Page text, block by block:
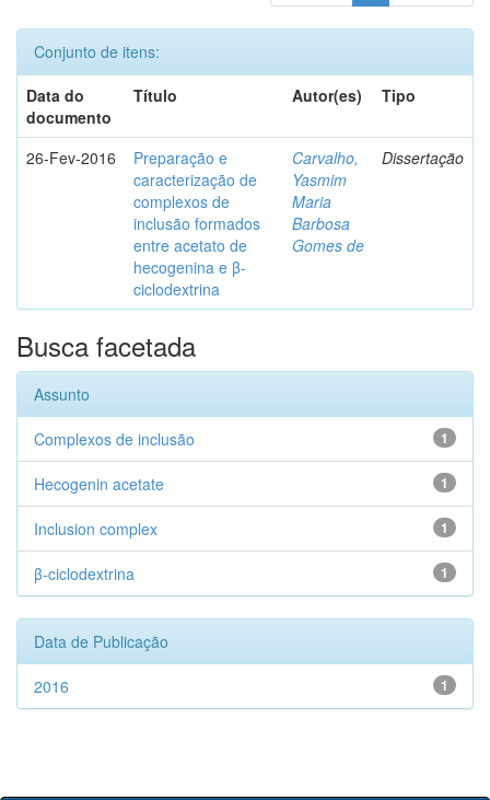
Conjunto de itens:
Data do
documento
Título Autor(es) Tipo
26-Fev-2016
Preparação e
caracterização de
complexos de
inclusão formados
entre acetato de
hecogenina e β-
ciclodextrina
Carvalho,
Yasmim
Maria
Barbosa
Gomes de
Dissertação
Busca facetada
Assunto
1
Complexos de inclusão
1
Hecogenin acetate
1
Inclusion complex
1
β-ciclodextrina
Data de Publicação
1
2016